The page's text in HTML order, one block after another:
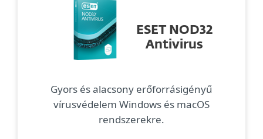
ESET NOD32
Antivirus
Gyors és alacsony erőforrásigényű
vírusvédelem Windows és macOS
rendszerekre.